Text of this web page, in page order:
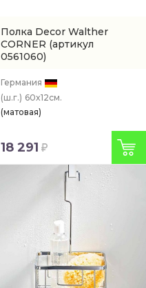
Полка Decor Walther
CORNER (артикул
0561060)
Германия
(ш.г.) 60x12см.
(матовая)
18 291